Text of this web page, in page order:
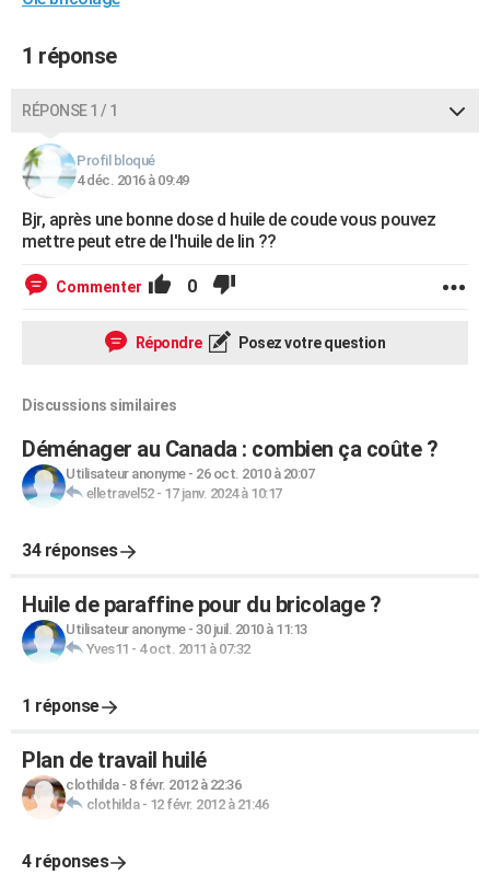
CARTE DE VOEUX
Carte de Noël
Carte Bonne année
Carte Saint-Valentin
Carte Pâques
Carte d'anniversaire
DICTIONNAIRE
Dictionnaire
Biographies
Citations
Expressions
Proverbes
PROGRAMME TV
S'inscrire
Se connecter
Lycées
Collèges
Primaires
Universités
Entreprises
Service militaire
Avis de recherche
AVIS DE DÉCÈS
FORUM
1 réponse
RÉPONSE 1 / 1
Profil bloqué
4 déc. 2016 à 09:49
Bjr, après une bonne dose d huile de coude vous pouvez
mettre peut etre de l'huile de lin ??
Commenter 0
Répondre Posez votre question
Discussions similaires
Déménager au Canada : combien ça coûte ?
Utilisateur anonyme- 26 oct. 2010 à 20:07
elletravel52- 17 janv. 2024 à 10:17
34 réponses
Huile de paraffine pour du bricolage ?
Utilisateur anonyme- 30 juil. 2010 à 11:13
Yves11 - 4 oct. 2011 à 07:32
1 réponse
Plan de travail huilé
clothilda- 8 févr. 2012 à 22:36
clothilda- 12 févr. 2012 à 21:46
4 réponses